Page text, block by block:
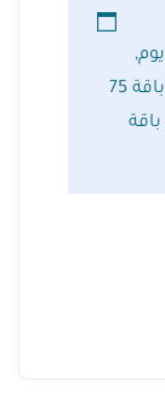
,
باقة 75
باقة